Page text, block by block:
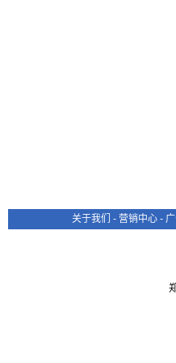
关于我们 - 营销中心 -